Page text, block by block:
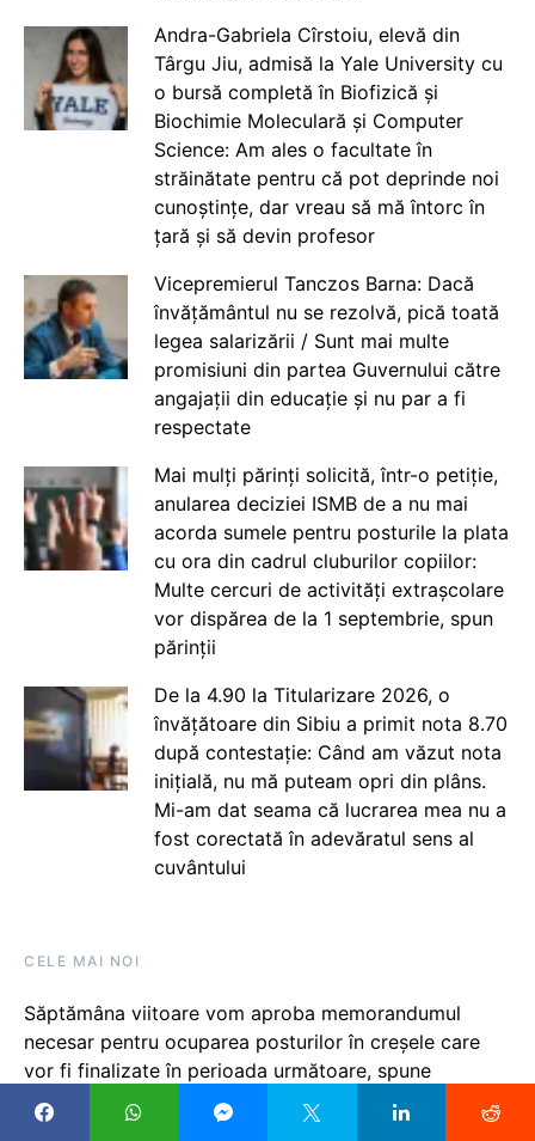
Andra-Gabriela Cîrstoiu, elevă din
Târgu Jiu, admisă la Yale University cu
o bursă completă în Biofizică și
Biochimie Moleculară și Computer
Science: Am ales o facultate în
străinătate pentru că pot deprinde noi
cunoștințe, dar vreau să mă întorc în
țară și să devin profesor
Vicepremierul Tanczos Barna: Dacă
învățământul nu se rezolvă, pică toată
legea salarizării / Sunt mai multe
promisiuni din partea Guvernului către
angajații din educație și nu par a fi
respectate
Mai mulți părinți solicită, într-o petiție,
anularea deciziei ISMB de a nu mai
acorda sumele pentru posturile la plata
cu ora din cadrul cluburilor copiilor:
Multe cercuri de activități extrașcolare
vor dispărea de la 1 septembrie, spun
părinții
De la 4.90 la Titularizare 2026, o
învățătoare din Sibiu a primit nota 8.70
după contestație: Când am văzut nota
inițială, nu mă puteam opri din plâns.
Mi-am dat seama că lucrarea mea nu a
fost corectată în adevăratul sens al
cuvântului
CELE MAI NOI
Săptămâna viitoare vom aproba memorandumul
necesar pentru ocuparea posturilor în creșele care
vor fi finalizate în perioada următoare, spune
premierul Bolojan, la 2 zile după ce s-au afișat
rezultatele finale de la Titularizare 2026